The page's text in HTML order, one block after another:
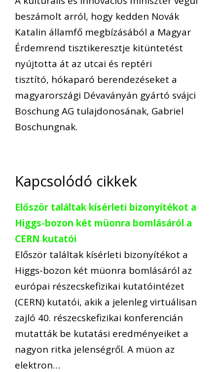
beszámolt arról, hogy kedden Novák
Katalin államfő megbízásából a Magyar
Érdemrend tisztikeresztje kitüntetést
nyújtotta át az utcai és reptéri
tisztító, hókaparó berendezéseket a
magyarországi Dévaványán gyártó svájci
Boschung AG tulajdonosának, Gabriel
Boschungnak.
Kapcsolódó cikkek
Először találtak kísérleti bizonyítékot a
Higgs-bozon két müonra bomlásáról a
CERN kutatói
Először találtak kísérleti bizonyítékot a
Higgs-bozon két müonra bomlásáról az
európai részecskefizikai kutatóintézet
(CERN) kutatói, akik a jelenleg virtuálisan
zajló 40. részecskefizikai konferencián
mutatták be kutatási eredményeiket a
nagyon ritka jelenségről. A müon az
elektron…